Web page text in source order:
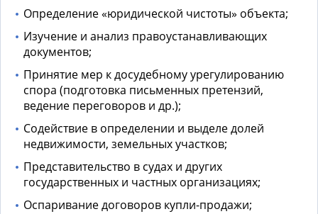
Определение «юридической чистоты» объекта;
Изучение и анализ правоустанавливающих
документов;
Принятие мер к досудебному урегулированию
спора (подготовка письменных претензий,
ведение переговоров и др.);
Содействие в определении и выделе долей
недвижимости, земельных участков;
Представительство в судах и других
государственных и частных организациях;
Оспаривание договоров купли-продажи;